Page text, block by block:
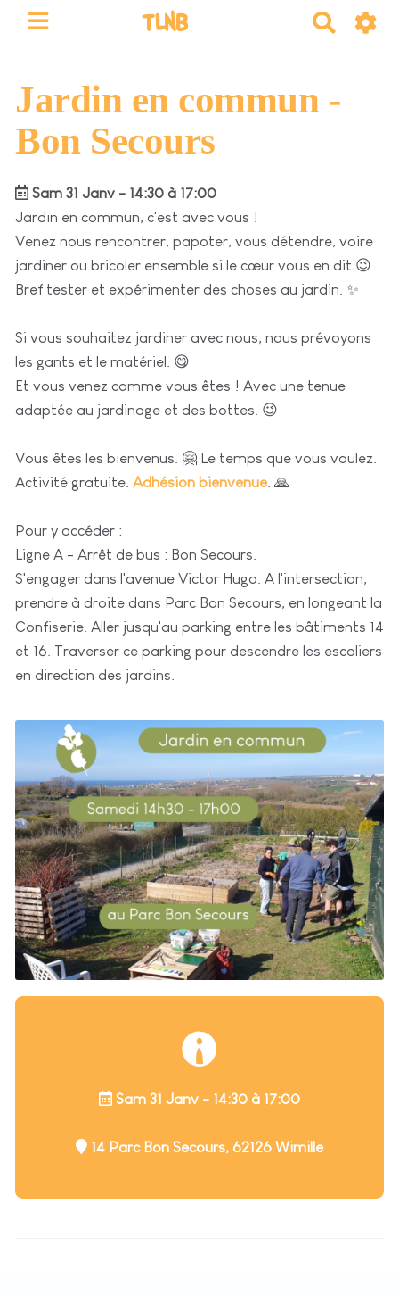
TLNB
e
Jardin en commun -
Bon Secours
Sam 31 Janv - 14:30 à 17:00
Jardin en commun, c'est avec vous !
Venez nous rencontrer, papoter, vous détendre, voire
jardiner ou bricoler ensemble si le cœur vous en dit.😉
Bref tester et expérimenter des choses au jardin. ✨
Si vous souhaitez jardiner avec nous, nous prévoyons
les gants et le matériel. 😋
Et vous venez comme vous êtes ! Avec une tenue
adaptée au jardinage et des bottes. 😉
Vous êtes les bienvenus. 🤗 Le temps que vous voulez.
Activité gratuite. Adhésion bienvenue. 🙏
Pour y accéder :
Ligne A - Arrêt de bus : Bon Secours.
S'engager dans l'avenue Victor Hugo. A l'intersection,
prendre à droite dans Parc Bon Secours, en longeant la
Confiserie. Aller jusqu'au parking entre les bâtiments 14
et 16. Traverser ce parking pour descendre les escaliers
en direction des jardins.
Sam 31 Janv - 14:30 à 17:00
14 Parc Bon Secours, 62126 Wimille